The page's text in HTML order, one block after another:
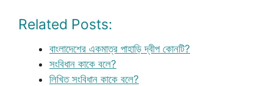
Related Posts:
বাংলাদেশের একমাত্র পাহাড়ি দ্বীপ কোনটি?
সংবিধান কাকে বলে?
লিখিত সংবিধান কাকে বলে?